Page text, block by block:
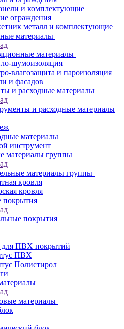
и комплектующие
ограждения
металл и комплектующие
материалы
материалы
шумоизоляция
влагозащита и пароизоляция
и фасадов
и расходные материалы
и расходные материалы
материалы
инструмент
материалы группы
материалы группы
кровля
кровля
покрытия
покрытия
для ПВХ покрытий
ПВХ
Полистирол
материалы